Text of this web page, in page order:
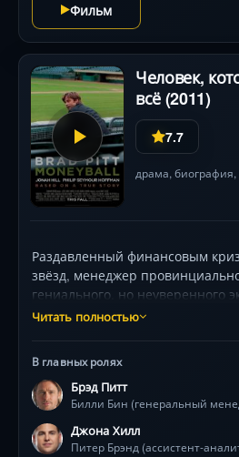
трогательные образы наивных
потерявших контроль над
стратегии, психологические
«золотые арки» — всё это часть
о цене американской мечты.
Фильм
Человек,
всё (2011)
7.7
драма, биография,
Раздавленный финансовым
звёзд, менеджер
гениального, но неуверенного
они внедряют революционную
скауты бунтуют, а пресса
Харизматичный лидер рискует
алгоритмам. Смогут ли
лигой, побить рекорды богатых
Захватывающая дух гонка за
Читать полностью
В главных ролях
Брэд Питт
Джона Хилл
Питер Брэнд (ассистент-